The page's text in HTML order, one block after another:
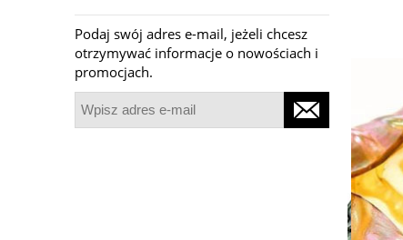
Podaj swój adres e-mail, jeżeli chcesz
otrzymywać informacje o nowościach i
promocjach.